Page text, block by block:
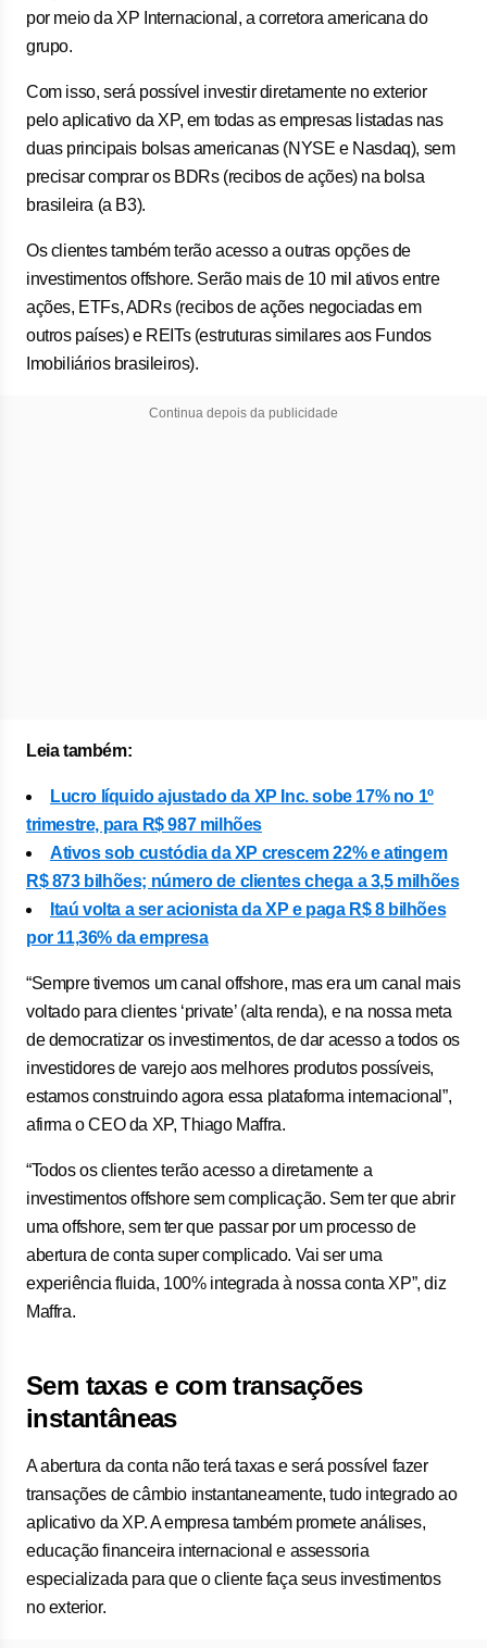
por meio da XP Internacional, a corretora americana do
grupo.
Com isso, será possível investir diretamente no exterior
pelo aplicativo da XP, em todas as empresas listadas nas
duas principais bolsas americanas (NYSE e Nasdaq), sem
precisar comprar os BDRs (recibos de ações) na bolsa
brasileira (a B3).
Os clientes também terão acesso a outras opções de
investimentos offshore. Serão mais de 10 mil ativos entre
ações, ETFs, ADRs (recibos de ações negociadas em
outros países) e REITs (estruturas similares aos Fundos
Imobiliários brasileiros).
Continua depois da publicidade
Leia também:
Lucro líquido ajustado da XP Inc. sobe 17% no 1º
trimestre, para R$ 987 milhões
Ativos sob custódia da XP crescem 22% e atingem
R$ 873 bilhões; número de clientes chega a 3,5 milhões
Itaú volta a ser acionista da XP e paga R$ 8 bilhões
por 11,36% da empresa
“Sempre tivemos um canal offshore, mas era um canal mais
voltado para clientes ‘private’ (alta renda), e na nossa meta
de democratizar os investimentos, de dar acesso a todos os
investidores de varejo aos melhores produtos possíveis,
estamos construindo agora essa plataforma internacional”,
afirma o CEO da XP, Thiago Maffra.
“Todos os clientes terão acesso a diretamente a
investimentos offshore sem complicação. Sem ter que abrir
uma offshore, sem ter que passar por um processo de
abertura de conta super complicado. Vai ser uma
experiência fluida, 100% integrada à nossa conta XP”, diz
Maffra.
Sem taxas e com transações
instantâneas
A abertura da conta não terá taxas e será possível fazer
transações de câmbio instantaneamente, tudo integrado ao
aplicativo da XP. A empresa também promete análises,
educação financeira internacional e assessoria
especializada para que o cliente faça seus investimentos
no exterior.